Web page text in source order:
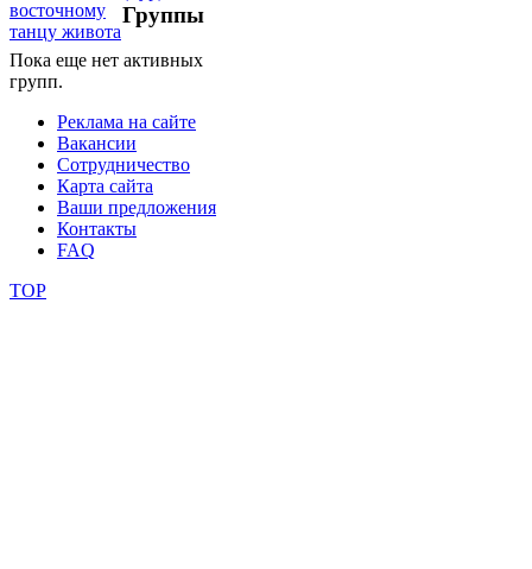
Группы
Пока еще нет активных
групп.
Реклама на сайте
Вакансии
Сотрудничество
Карта сайта
Ваши предложения
Контакты
FAQ
TOP